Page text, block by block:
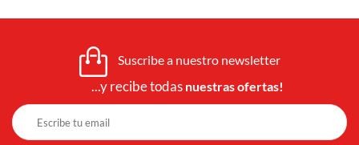
Suscribe a nuestro newsletter
...y recibe todas nuestras ofertas!